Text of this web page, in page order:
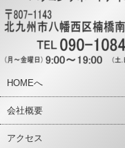
HOMEへ
会社概要
アクセス